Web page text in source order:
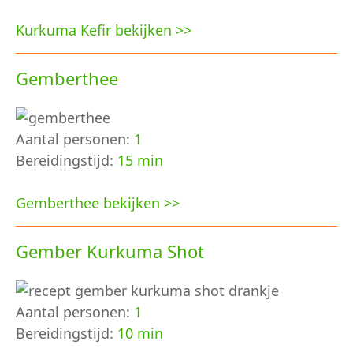
Kurkuma Kefir bekijken >>
Gemberthee
Aantal personen: 1
Bereidingstijd: 15 min
Gemberthee bekijken >>
Gember Kurkuma Shot
Aantal personen: 1
Bereidingstijd: 10 min